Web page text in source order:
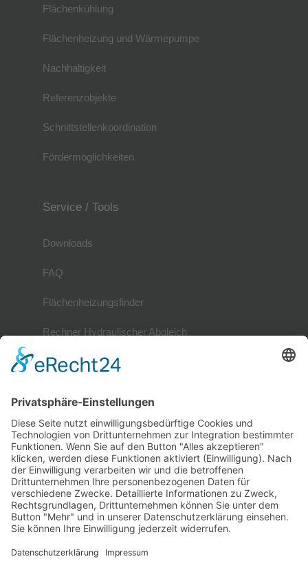
Flächenkühlung
Flächenheizung und Wärmepumpe
Nachhaltigkeit
Referenzobjekte
Schnittstellenkoordination
Fördermöglichkeiten
Service / Tools
Downloads
FAQ
Flächenheizungsfinder
Rechner Hydraulischer Abgleich
Mitglieder
Mitgliederverzeichnis
Referenzobjekte
Mitglied werden
Mitglieder-Login